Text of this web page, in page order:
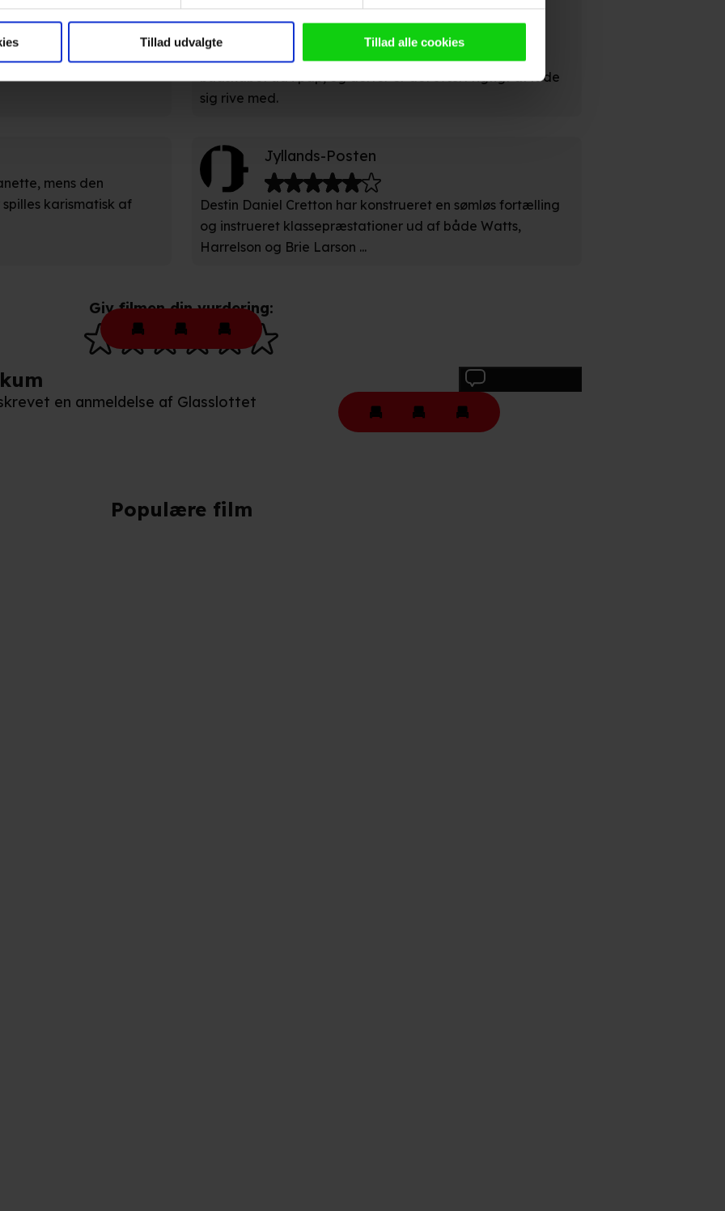
cookies og indsamle persondata om IP-adresse, ID og din browser til statistik og
videregives til vores samarbejdspartnere, der opbevarer og tilgår oplysninger på din
annoncer, levere tilpasset indhold, foretage annonce- og indholdsmåling, lave
Se mere information under indstillinger og i vores persondatapolitik.
om din placering, der kan være nøjagtig inden for få meter
på en scanning af dens unikke karakteristika (fingerprinting)
tilbage eller ændre indstillinger fra vores "Cookiedeklaration". Dine valg anvendes på
vi kortvarigt din IP-adresse. IP-adressen kan blive delt med vores partnere.
og behandling af dine personoplysninger i både vores
Tillad udvalgte Tillad alle cookies
genrekrav skal
Ligesom i 'Captain Fantastic' er historien vigtig. Men
instruktør Destin Daniel Cretton skærer i den grad
budskabet ud i pap, og derfor er det svært rigtigt at lade
sig rive med.
mens den
karismatisk af
Jyllands-Posten
Destin Daniel Cretton har konstrueret en sømløs fortælling
og instrueret klassepræstationer ud af både Watts,
Harrelson og Brie Larson ...
Giv filmen din vurdering:
en anmeldelse af Glasslottet
Populære film